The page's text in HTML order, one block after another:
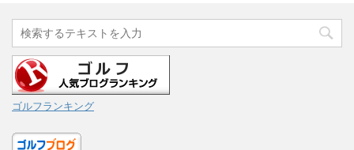
ゴルフランキング